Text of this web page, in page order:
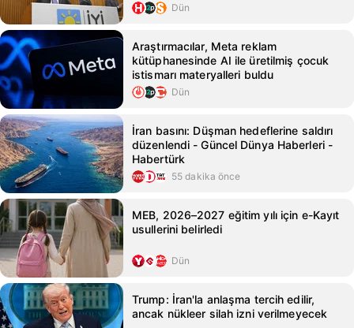
Dün
Araştırmacılar, Meta reklam
kütüphanesinde AI ile üretilmiş çocuk
istismarı materyalleri buldu
Dün
İran basını: Düşman hedeflerine saldırı
düzenlendi - Güncel Dünya Haberleri -
Habertürk
55 dakika önce
MEB, 2026–2027 eğitim yılı için e-Kayıt
usullerini belirledi
Dün
Trump: İran'la anlaşma tercih edilir,
ancak nükleer silah izni verilmeyecek